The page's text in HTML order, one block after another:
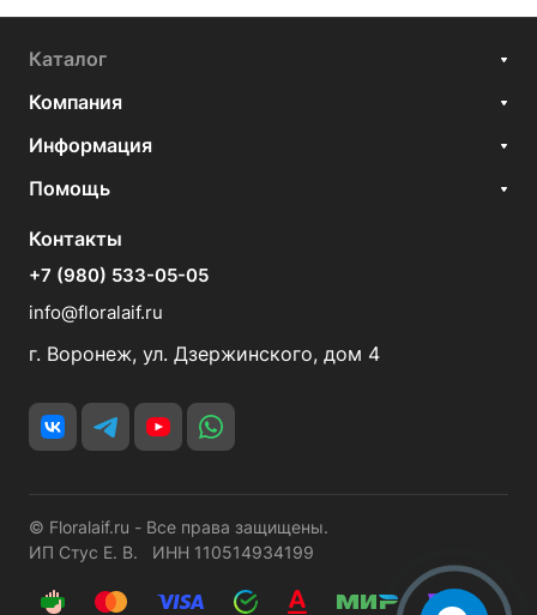
Каталог
Компания
Информация
Помощь
Контакты
+7 (980) 533-05-05
info@floralaif.ru
г. Воронеж, ул. Дзержинского, дом 4
© Floralaif.ru - Все права защищены.
ИП Стус Е. В. ИНН 110514934199